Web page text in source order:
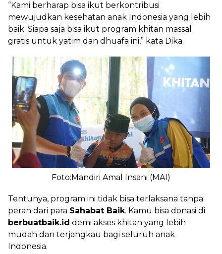
“Kami berharap bisa ikut berkontribusi
mewujudkan kesehatan anak Indonesia yang lebih
baik. Siapa saja bisa ikut program khitan massal
gratis untuk yatim dan dhuafa ini,” kata Dika.
Foto:Mandiri Amal Insani (MAI)
Tentunya, program ini tidak bisa terlaksana tanpa
peran dari para Sahabat Baik. Kamu bisa donasi di
berbuatbaik.id demi akses khitan yang lebih
mudah dan terjangkau bagi seluruh anak
Indonesia.